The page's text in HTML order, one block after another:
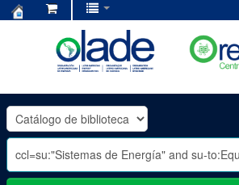
OLADE
-